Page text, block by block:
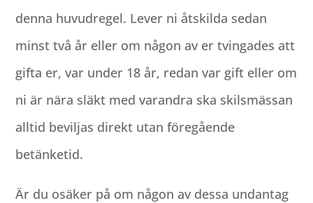
denna huvudregel. Lever ni åtskilda sedan
minst två år eller om någon av er tvingades att
gifta er, var under 18 år, redan var gift eller om
ni är nära släkt med varandra ska skilsmässan
alltid beviljas direkt utan föregående
betänketid.
Är du osäker på om någon av dessa undantag